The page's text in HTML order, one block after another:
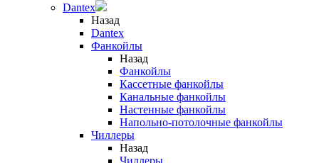
Dantex
Назад
Dantex
Фанкойлы
Назад
Фанкойлы
Кассетные фанкойлы
Канальные фанкойлы
Настенные фанкойлы
Напольно-потолочные фанкойлы
Чиллеры
Назад
Чиллеры